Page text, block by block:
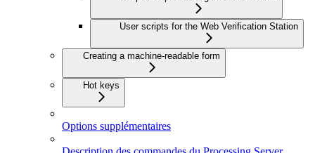
User scripts for the Web Verification Station
Creating a machine-readable form
Hot keys
Options supplémentaires